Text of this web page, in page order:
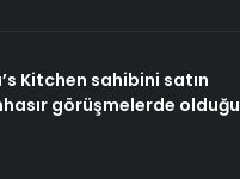
Kitchen sahibini satın
görüşmelerde olduğu